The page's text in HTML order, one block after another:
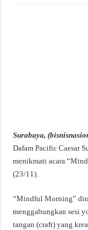
Surabaya,
Dafam Pacific Caesar
menikmati acara
(23/11).
“Mindful Morning”
menggabungkan sesi
tangan (craft) yang